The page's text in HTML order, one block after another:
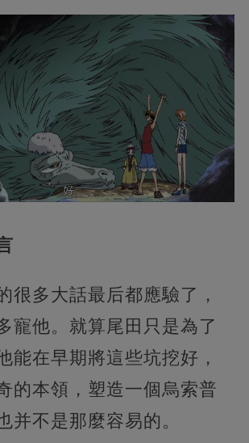
很多大話最后都應驗了，
寵他。就算尾田只是為了
能在早期將這些坑挖好，
的本領，塑造一個烏索普
并不是那麼容易的。